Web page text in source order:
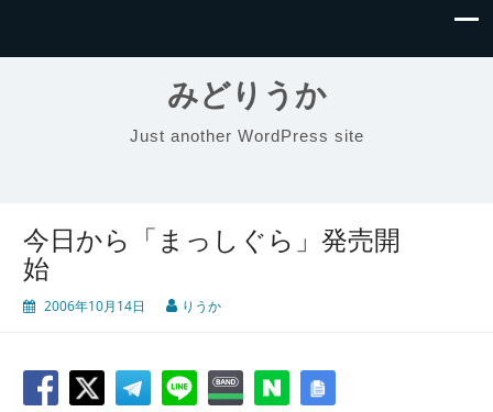
みどりうか
Just another WordPress site
今日から「まっしぐら」発売開
始
2006年10月14日 りうか